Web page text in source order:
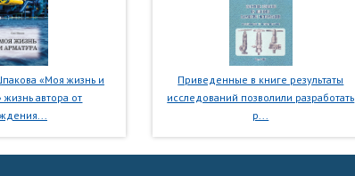
«Моя жизнь и
жизнь автора от
Приведенные в книге результаты
исследований позволили разработать
р...